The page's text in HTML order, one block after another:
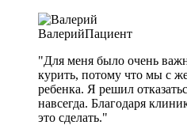
ВалерийПациент
"Для меня было очень
курить, потому что мы с
ребенка. Я решил
навсегда. Благодаря
это сделать."